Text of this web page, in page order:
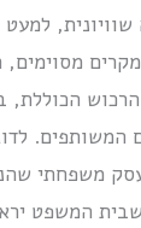
שוויונית,
מסוימים,
הכוללת,
המשותפים.
משפחתי
המשפט